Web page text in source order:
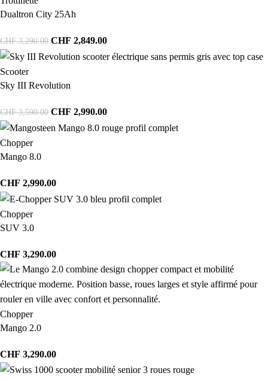
Dualtron City 25Ah
CHF3,290.00 CHF 2,849.00
Scooter
Sky III Revolution
CHF3,590.00 CHF 2,990.00
Chopper
Mango 8.0
CHF 2,990.00
Chopper
SUV 3.0
CHF 3,290.00
Chopper
Mango 2.0
CHF 3,290.00